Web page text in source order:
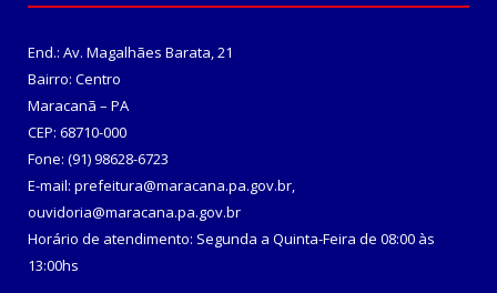
End.: Av. Magalhães Barata, 21
Bairro: Centro
Maracanã – PA
CEP: 68710-000
Fone: (91) 98628-6723
E-mail: prefeitura@maracana.pa.gov.br,
ouvidoria@maracana.pa.gov.br
Horário de atendimento: Segunda a Quinta-Feira de 08:00 às
13:00hs